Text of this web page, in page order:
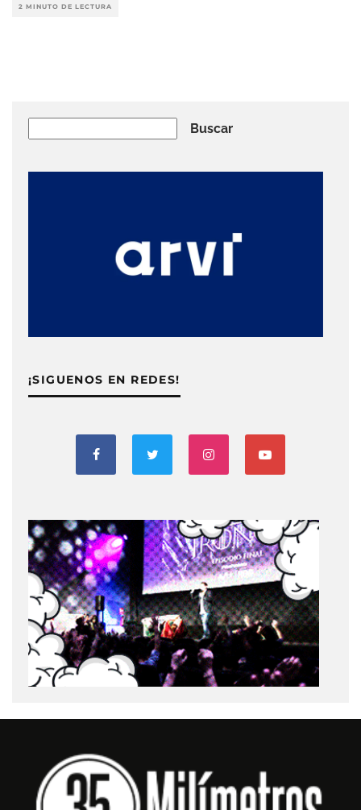
2 MINUTO DE LECTURA
Buscar
¡SIGUENOS EN REDES!